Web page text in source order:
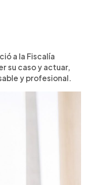
a la Fiscalía
su caso y actuar,
y profesional.